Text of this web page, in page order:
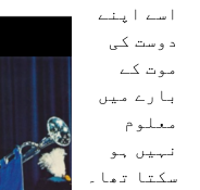
اسے اپنے
دوست کی
موت کے
بارے میں
معلوم
نہیں ہو
سکتا تھا۔